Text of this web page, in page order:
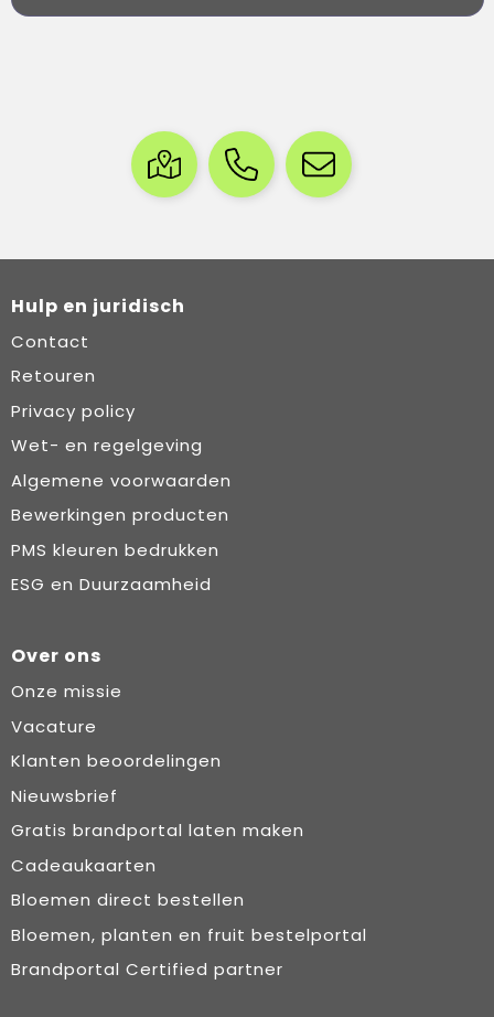
Hulp en juridisch
Contact
Retouren
Privacy policy
Wet- en regelgeving
Algemene voorwaarden
Bewerkingen producten
PMS kleuren bedrukken
ESG en Duurzaamheid
Over ons
Onze missie
Vacature
Klanten beoordelingen
Nieuwsbrief
Gratis brandportal laten maken
Cadeaukaarten
Bloemen direct bestellen
Bloemen, planten en fruit bestelportal
Brandportal Certified partner